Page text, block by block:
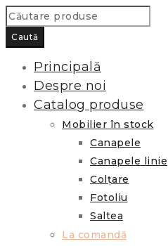
Principală
Despre noi
Catalog produse
Mobilier în stock
Canapele
Canapele linie
Colțare
Fotoliu
Saltea
La comandă